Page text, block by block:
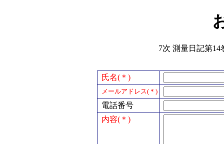
7次 測量日記第
氏名(＊)
メールアドレス(＊)
電話番号
内容(＊)